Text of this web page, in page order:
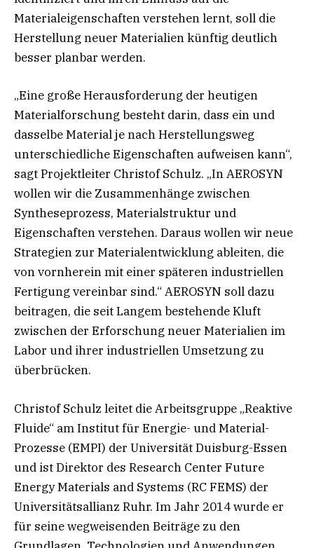
Materialeigenschaften verstehen lernt, soll die
Herstellung neuer Materialien künftig deutlich
besser planbar werden.
„Eine große Herausforderung der heutigen
Materialforschung besteht darin, dass ein und
dasselbe Material je nach Herstellungsweg
unterschiedliche Eigenschaften aufweisen kann“,
sagt Projektleiter Christof Schulz. „In AEROSYN
wollen wir die Zusammenhänge zwischen
Syntheseprozess, Materialstruktur und
Eigenschaften verstehen. Daraus wollen wir neue
Strategien zur Materialentwicklung ableiten, die
von vornherein mit einer späteren industriellen
Fertigung vereinbar sind.“ AEROSYN soll dazu
beitragen, die seit Langem bestehende Kluft
zwischen der Erforschung neuer Materialien im
Labor und ihrer industriellen Umsetzung zu
überbrücken.
Christof Schulz leitet die Arbeitsgruppe „Reaktive
Fluide“ am Institut für Energie- und Material-
Prozesse (EMPI) der Universität Duisburg-Essen
und ist Direktor des Research Center Future
Energy Materials and Systems (RC FEMS) der
Universitätsallianz Ruhr. Im Jahr 2014 wurde er
für seine wegweisenden Beiträge zu den